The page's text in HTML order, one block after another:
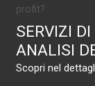
profit?
SERVIZI DI
ANALISI
Scopri nel